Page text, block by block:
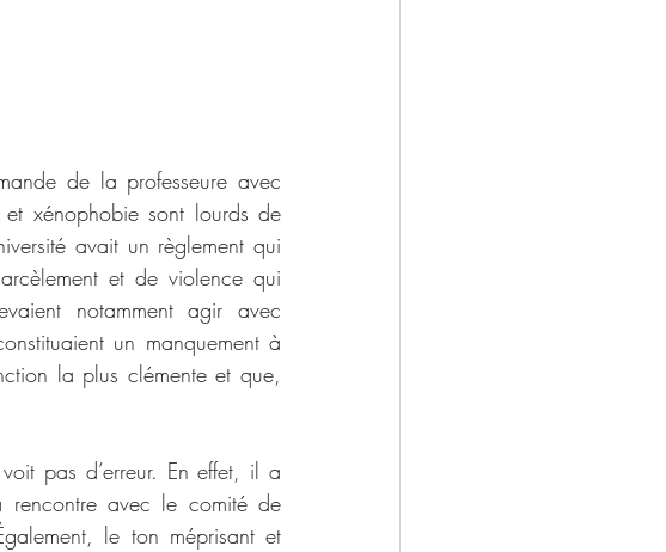
de la professeure avec
et xénophobie sont lourds de
avait un règlement qui
et de violence qui
notamment agir avec
un manquement à
la plus clémente et que,
pas d’erreur. En effet, il a
rencontre avec le comité de
le ton méprisant et